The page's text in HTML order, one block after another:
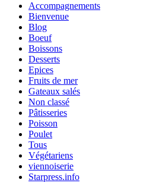
Accompagnements
Bienvenue
Blog
Boeuf
Boissons
Desserts
Epices
Fruits de mer
Gateaux salés
Non classé
Pâtisseries
Poisson
Poulet
Tous
Végétariens
viennoiserie
Starpress.info